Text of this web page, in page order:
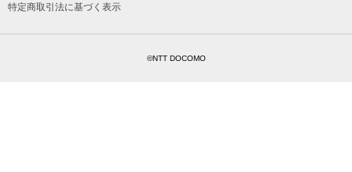
特定商取引法に基づく表示
©NTT DOCOMO